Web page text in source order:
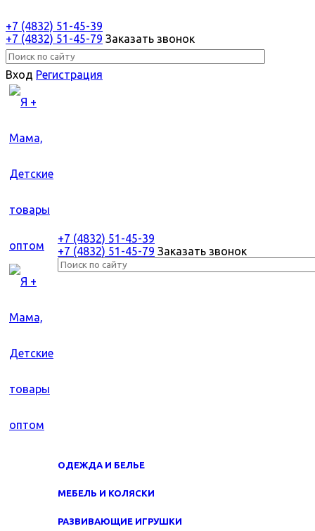
+7 (4832) 51-45-39
+7 (4832) 51-45-79 Заказать звонок
Вход Регистрация
+7 (4832) 51-45-39
+7 (4832) 51-45-79 Заказать звонок
ОДЕЖДА И БЕЛЬЕ
МЕБЕЛЬ И КОЛЯСКИ
РАЗВИВАЮЩИЕ ИГРУШКИ